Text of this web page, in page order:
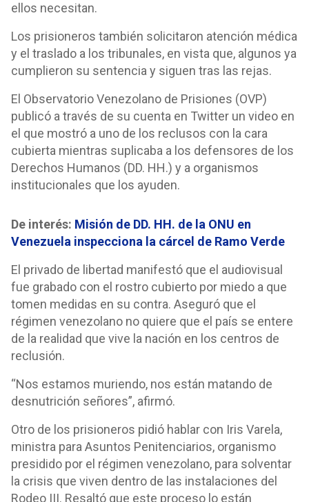
ellos necesitan.
Los prisioneros también solicitaron atención médica
y el traslado a los tribunales, en vista que, algunos ya
cumplieron su sentencia y siguen tras las rejas.
El Observatorio Venezolano de Prisiones (OVP)
publicó a través de su cuenta en Twitter un video en
el que mostró a uno de los reclusos con la cara
cubierta mientras suplicaba a los defensores de los
Derechos Humanos (DD. HH.) y a organismos
institucionales que los ayuden.
De interés: Misión de DD. HH. de la ONU en
Venezuela inspecciona la cárcel de Ramo Verde
El privado de libertad manifestó que el audiovisual
fue grabado con el rostro cubierto por miedo a que
tomen medidas en su contra. Aseguró que el
régimen venezolano no quiere que el país se entere
de la realidad que vive la nación en los centros de
reclusión.
“Nos estamos muriendo, nos están matando de
desnutrición señores”, afirmó.
Otro de los prisioneros pidió hablar con Iris Varela,
ministra para Asuntos Penitenciarios, organismo
presidido por el régimen venezolano, para solventar
la crisis que viven dentro de las instalaciones del
Rodeo III. Resaltó que este proceso lo están